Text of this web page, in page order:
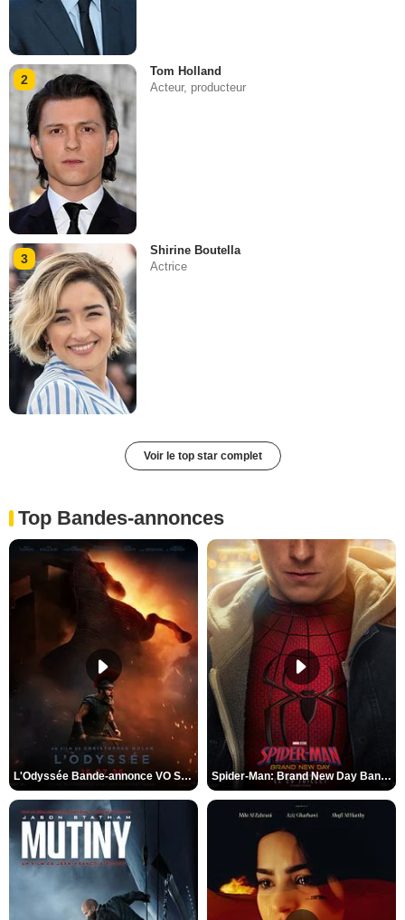
2
Tom Holland
Acteur, producteur
3
Shirine Boutella
Actrice
Voir le top star complet
Top Bandes-annonces
L'Odyssée Bande-annonce VO STFR Spider-Man: Brand New Day Bande-annonce VO STFR